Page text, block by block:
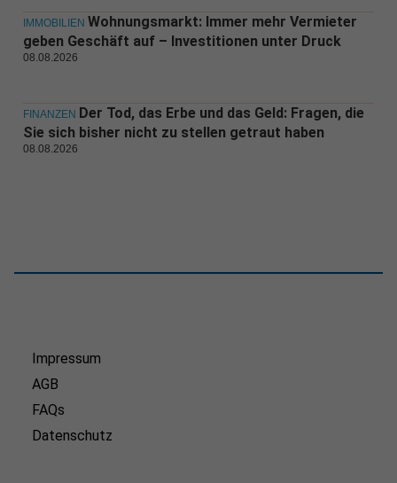
IMMOBILIEN Wohnungsmarkt: Immer mehr Vermieter
geben Geschäft auf – Investitionen unter Druck
08.08.2026
FINANZEN Der Tod, das Erbe und das Geld: Fragen, die
Sie sich bisher nicht zu stellen getraut haben
08.08.2026
Impressum
AGB
FAQs
Datenschutz